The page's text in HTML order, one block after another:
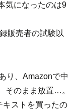
気になったのは9
販売者の試験以
り、Amazonで中
そのまま放置…。
キストを買ったの